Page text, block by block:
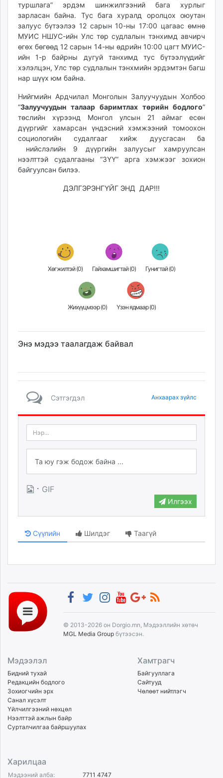
today.mn
zuv.mn
mminfo.mn
ugluu.mn
urlag.mn
unen.mn
asu.mn
shudarga.mn
shuurhai.mn
unuudur.mn
isee.mn
mglradio.com
itoim.mn
туршлага” эрдэм шинжилгээний бага хурлыг
зарласан байна. Тус бага хуралд оролцох оюутан
залуус бүтээлээ 12 сарын 10-ны 17:00 цагаас өмнө
МУИС НШУС-ийн Улс төр судлалын тэнхимд авчирч
өгөх бөгөөд 12 сарын 14-ны өдрийн 10:00 цагт МУИС-
ийн 1-р байрны дугуй танхимд тус бүтээлүүдийг
хэлэлцэн, Улс төр судлалын тэнхмийн эрдэмтэн багш
нар шүүх юм байна.
Нийгмийн Ардчилал Монголын Залуучуудын Холбоо
“Залуучуудын талаар баримтлах төрийн бодлого”
төслийн хүрээнд Монгол улсын 21 аймаг есөн
дүүргийг хамарсан үндэсний хэмжээний томоохон
социологийн судалгааг хийж дуусгасан ба
нийслэлийн 9 дүүргийн залуусыг хамруулсан
нээлттэй судалгааны “ЗҮҮ” арга хэмжээг зохион
байгуулсан билээ.
ДЭЛГЭРЭНГҮЙГ ЭНД ДАР!!!
Хөгжилтэй (0) Гайхамшигтай (0) Гунигтай (0)
Жихүүцмээр (0) Үзэн ядмаар (0)
Энэ мэдээ таалагдаж байвал
Сэтгэгдэл Анхаарах зүйлс
· GIF
Илгээх
Сүүлийн Шилдэг Таагүй
© 2013-2026 он Dorgio.mn, Мэдээллийн хөтөч
MGL Media Group бүтээсэн.
Мэдээлэл
Бидний тухай
Редакцийн бодлого
Зохиогчийн эрх
Санал хүсэлт
Үйлчилгээний нөхцөл
Нээлттэй ажлын байр
Сурталчилгаа байршуулах
Хамтрагч
Байгууллага
Сайтууд
Чөлөөт нийтлэгч
Харилцаа
Мэдээний алба: 7711 4747